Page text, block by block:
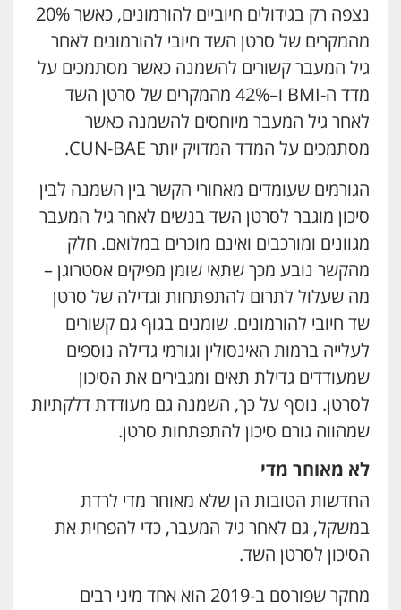
נצפה רק בגידולים חיוביים להורמונים, כאשר 20%
מהמקרים של סרטן השד חיובי להורמונים לאחר
גיל המעבר קשורים להשמנה כאשר מסתמכים על
מדד ה-BMI ו–42% מהמקרים של סרטן השד
לאחר גיל המעבר מיוחסים להשמנה כאשר
מסתמכים על המדד המדויק יותר CUN-BAE.
הגורמים שעומדים מאחורי הקשר בין השמנה לבין
סיכון מוגבר לסרטן השד בנשים לאחר גיל המעבר
מגוונים ומורכבים ואינם מוכרים במלואם. חלק
מהקשר נובע מכך שתאי שומן מפיקים אסטרוגן –
מה שעלול לתרום להתפתחות וגדילה של סרטן
שד חיובי להורמונים. שומנים בגוף גם קשורים
לעלייה ברמות האינסולין וגורמי גדילה נוספים
שמעודדים גדילת תאים ומגבירים את הסיכון
לסרטן. נוסף על כך, השמנה גם מעודדת דלקתיות
שמהווה גורם סיכון להתפתחות סרטן.
לא מאוחר מדי
החדשות הטובות הן שלא מאוחר מדי לרדת
במשקל, גם לאחר גיל המעבר, כדי להפחית את
הסיכון לסרטן השד.
מחקר שפורסם ב-2019 הוא אחד מיני רבים